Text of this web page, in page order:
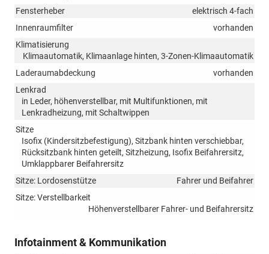
Fensterheber
elektrisch 4-fach
Innenraumfilter
vorhanden
Klimatisierung
Klimaautomatik, Klimaanlage hinten, 3-Zonen-Klimaautomatik
Laderaumabdeckung
vorhanden
Lenkrad
in Leder, höhenverstellbar, mit Multifunktionen, mit
Lenkradheizung, mit Schaltwippen
Sitze
Isofix (Kindersitzbefestigung), Sitzbank hinten verschiebbar,
Rücksitzbank hinten geteilt, Sitzheizung, Isofix Beifahrersitz,
Umklappbarer Beifahrersitz
Sitze: Lordosenstütze
Fahrer und Beifahrer
Sitze: Verstellbarkeit
Höhenverstellbarer Fahrer- und Beifahrersitz
Infotainment & Kommunikation